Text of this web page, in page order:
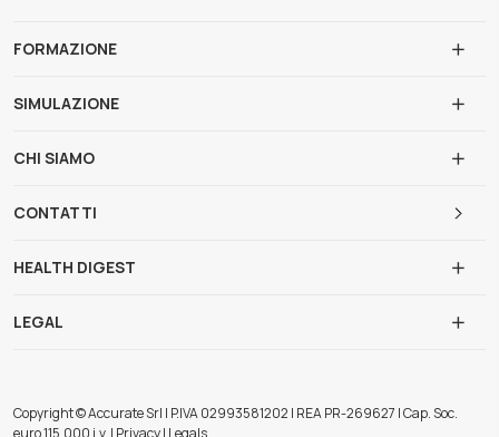
FORMAZIONE
SIMULAZIONE
CHI SIAMO
CONTATTI
HEALTH DIGEST
LEGAL
Copyright © Accurate Srl | P.IVA 02993581202 | REA PR-269627 | Cap. Soc.
euro 115.000 i.v. | Privacy | Legals